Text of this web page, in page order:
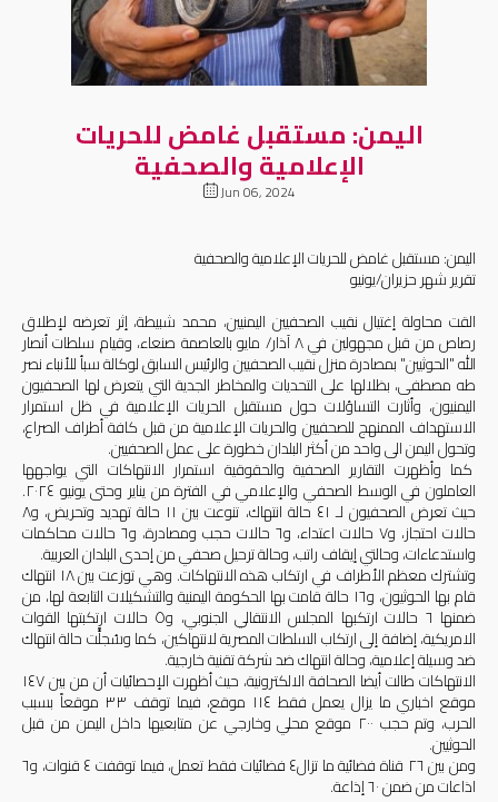
اليمن: مستقبل غامض للحريات
الإعلامية والصحفية
Jun 06, 2024
اليمن:مستقبل غامض للحريات الإعلامية والصحفية
تقرير شهر حزيران/يونيو
القت محاولة إغتيال نقيب الصحفيين اليمنيين، محمد شبيطة، إثر تعرضه لإطلاق
رصاص من قبل مجهولين في ٨ آذار/ مايو بالعاصمة صنعاء، وقيام سلطات أنصار
الله "الحوثيين" بمصادرة منزل نقيب الصحفيين والرئيس السابق لوكالة سبأ للأنباء نصر
طه مصطفى، بظلالها على التحديات والمخاطر الجدية التي يتعرض لها الصحفيون
اليمنيون، وأثارت التساؤلات حول مستقبل الحريات الإعلامية في ظل استمرار
الاستهداف الممنهج للصحفيين والحريات الإعلامية من قبل كافة أطراف الصراع،
وتحول اليمن الى واحد من أكثر البلدان خطورة على عمل الصحفيين.
كما وأظهرت التقارير الصحفية والحقوقية استمرار الانتهاكات التي يواجهها
العاملون في الوسط الصحفي والإعلامي في الفترة من يناير وحتى يونيو ٢٠٢٤.
حيث تعرض الصحفيون لـ ٤١ حالة انتهاك، تنوعت بين ١١ حالة تهديد وتحريض، و٨
حالات احتجاز، و٧ حالات اعتداء، و٦ حالات حجب ومصادرة، و٦ حالات محاكمات
واستدعاءات، وحالتي إيقاف راتب، وحالة ترحيل صحفي من إحدى البلدان العربية.
وتشترك معظم الأطراف في ارتكاب هذه الانتهاكات. وهي توزعت بين ١٨ انتهاك
قام بها الحوثيون، و١٦ حالة قامت بها الحكومة اليمنية والتشكيلات التابعة لها، من
ضمنها ٦ حالات ارتكبها المجلس الانتقالي الجنوبي، و٥ حالات ارتكبتها القوات
الامريكية، إضافة إلى ارتكاب السلطات المصرية لانتهاكين، كما وسُجلًّت حالة انتهاك
ضد وسيلة إعلامية، وحالة انتهاك ضد شركة تقنية خارجية.
الانتهاكات طالت أيضا الصحافة الالكترونية، حيث أظهرت الإحصائيات أن من بين ١٤٧
موقع اخباري ما يزال يعمل فقط ١١٤ موقع، فيما توقف ٣٣ موقعاً بسبب
الحرب، وتم حجب ٢٠٠ موقع محلي وخارجي عن متابعيها داخل اليمن من قبل
الحوثيين.
ومن بين ٢٦ قناة فضائية ما تزال٤ فضائيات فقط تعمل، فيما توقفت ٤ قنوات، و٦
اذاعات من ضمن ٦٠ إذاعة.